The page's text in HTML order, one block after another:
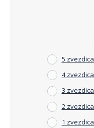
5 zvezdica
4 zvezdica
3 zvezdica
2 zvezdica
1 zvezdica